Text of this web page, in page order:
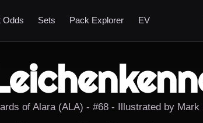
Odds Sets Pack Explorer EV
of Alara (ALA) - #68 - Illustrated by Mark